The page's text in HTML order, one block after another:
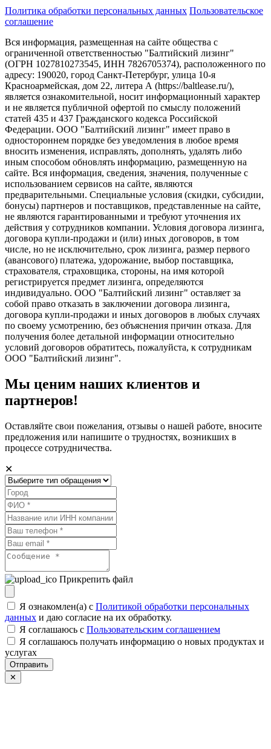
Политика обработки персональных данных Пользовательское
соглашение
Вся информация, размещенная на сайте общества с
ограниченной ответственностью "Балтийский лизинг"
(ОГРН 1027810273545, ИНН 7826705374), расположенного по
адресу: 190020, город Санкт-Петербург, улица 10-я
Красноармейская, дом 22, литера А (https://baltlease.ru/),
является ознакомительной, носит информационный характер
и не является публичной офертой по смыслу положений
статей 435 и 437 Гражданского кодекса Российской
Федерации. ООО "Балтийский лизинг" имеет право в
одностороннем порядке без уведомления в любое время
вносить изменения, исправлять, дополнять, удалять либо
иным способом обновлять информацию, размещенную на
сайте. Вся информация, сведения, значения, полученные с
использованием сервисов на сайте, являются
предварительными. Специальные условия (скидки, субсидии,
бонусы) партнеров и поставщиков, представленные на сайте,
не являются гарантированными и требуют уточнения их
действия у сотрудников компании. Условия договора лизинга,
договора купли-продажи и (или) иных договоров, в том
числе, но не исключительно, срок лизинга, размер первого
(авансового) платежа, удорожание, выбор поставщика,
страхователя, страховщика, стороны, на имя которой
регистрируется предмет лизинга, определяются
индивидуально. ООО "Балтийский лизинг" оставляет за
собой право отказать в заключении договора лизинга,
договора купли-продажи и иных договоров в любых случаях
по своему усмотрению, без объяснения причин отказа. Для
получения более детальной информации относительно
условий договоров обратитесь, пожалуйста, к сотрудникам
ООО "Балтийский лизинг".
Мы ценим наших клиентов и
партнеров!
Оставляйте свои пожелания, отзывы о нашей работе, вносите
предложения или напишите о трудностях, возникших в
процессе сотрудничества.
✕
Прикрепить файл
Я ознакомлен(а) с Политикой обработки персональных
данных и даю согласие на их обработку.
Я соглашаюсь c Пользовательским соглашением
Я соглашаюсь получать информацию о новых продуктах и
услугах
Отправить
✕